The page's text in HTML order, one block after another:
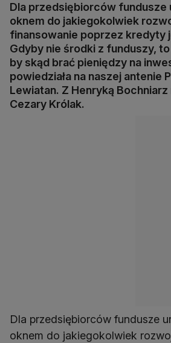
Dla przedsiębiorców fundusze
oknem do jakiegokolwiek
finansowanie poprzez kredyty
Gdyby nie środki z funduszy,
by skąd brać pieniędzy na
powiedziała na naszej antenie
Lewiatan. Z Henryką Bochniarz
Cezary Królak.
Dla przedsiębiorców fundusze
oknem do jakiegokolwiek